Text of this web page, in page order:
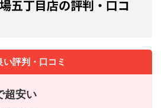
五丁目店の評判・口コ
い評判・口コミ
超安い